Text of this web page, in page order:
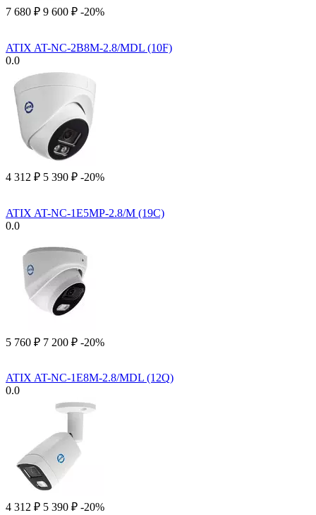
7 680 ₽ 9 600 ₽ -20%
ATIX AT-NC-2B8M-2.8/MDL (10F)
0.0
4 312 ₽ 5 390 ₽ -20%
ATIX AT-NC-1E5MP-2.8/M (19C)
0.0
5 760 ₽ 7 200 ₽ -20%
ATIX AT-NC-1E8M-2.8/MDL (12Q)
0.0
4 312 ₽ 5 390 ₽ -20%